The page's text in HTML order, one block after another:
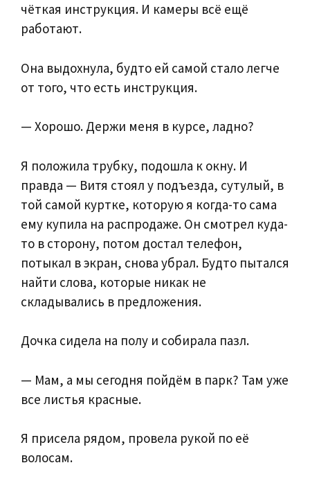
чёткая инструкция. И камеры всё ещё
работают.
Она выдохнула, будто ей самой стало легче
от того, что есть инструкция.
— Хорошо. Держи меня в курсе, ладно?
Я положила трубку, подошла к окну. И
правда — Витя стоял у подъезда, сутулый, в
той самой куртке, которую я когда-то сама
ему купила на распродаже. Он смотрел куда-
то в сторону, потом достал телефон,
потыкал в экран, снова убрал. Будто пытался
найти слова, которые никак не
складывались в предложения.
Дочка сидела на полу и собирала пазл.
— Мам, а мы сегодня пойдём в парк? Там уже
все листья красные.
Я присела рядом, провела рукой по её
волосам.